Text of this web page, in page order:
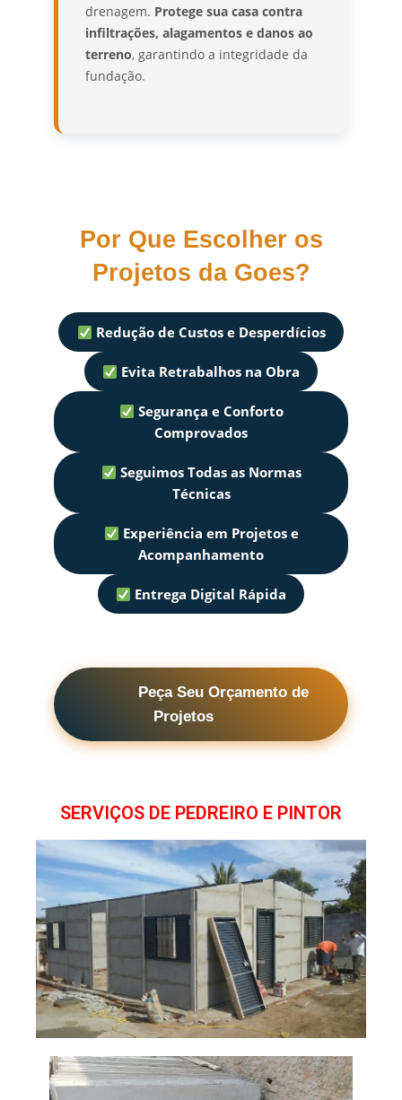
drenagem. Protege sua casa contra
infiltrações, alagamentos e danos ao
terreno, garantindo a integridade da
fundação.
Por Que Escolher os
Projetos da Goes?
Redução de Custos e Desperdícios
Evita Retrabalhos na Obra
Segurança e Conforto
Comprovados
Seguimos Todas as Normas
Técnicas
Experiência em Projetos e
Acompanhamento
Entrega Digital Rápida
Peça Seu Orçamento de
Projetos
SERVIÇOS DE PEDREIRO E PINTOR